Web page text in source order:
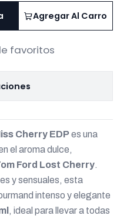
Agregar Al Carro
favoritos
Cherry EDPes una
el aroma dulce,
Ford Lost Cherry.
y sensuales, esta
intenso y elegante
, ideal para llevar a todas